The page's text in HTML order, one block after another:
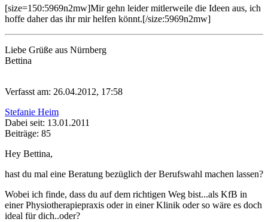
[size=150:5969n2mw]Mir gehn leider mitlerweile die Ideen aus, ich
hoffe daher das ihr mir helfen könnt.[/size:5969n2mw]
Liebe Grüße aus Nürnberg
Bettina
Verfasst am: 26.04.2012, 17:58
Stefanie Heim
Dabei seit: 13.01.2011
Beiträge: 85
Hey Bettina,
hast du mal eine Beratung bezüglich der Berufswahl machen lassen?
Wobei ich finde, dass du auf dem richtigen Weg bist...als KfB in
einer Physiotherapiepraxis oder in einer Klinik oder so wäre es doch
ideal für dich..oder?